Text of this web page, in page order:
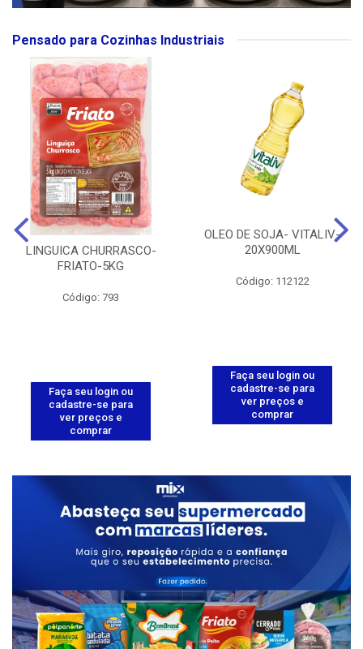
Pensado para Cozinhas Industriais
LINGUICA CHURRASCO-
FRIATO-5KG
Código: 793
Faça seu login ou
cadastre-se para
ver preços e
comprar
OLEO DE SOJA- VITALIV-
20X900ML
Código: 112122
Faça seu login ou
cadastre-se para
ver preços e
comprar